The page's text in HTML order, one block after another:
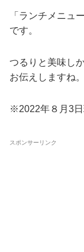
「ランチメニュ
です。
つるりと美味し
お伝えしますね。
※2022年８月3日
スポンサーリンク